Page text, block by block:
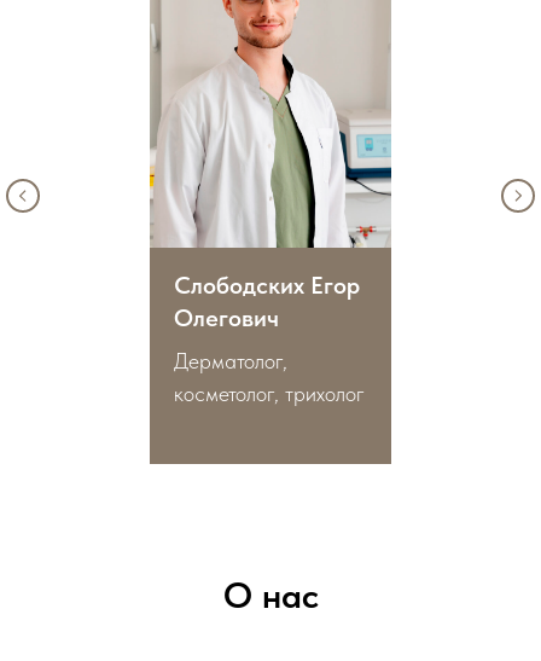
Слободских Егор
Олегович
Дерматолог,
косметолог, трихолог
О нас